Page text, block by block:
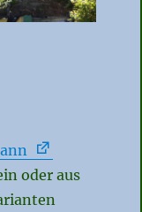
oder aus